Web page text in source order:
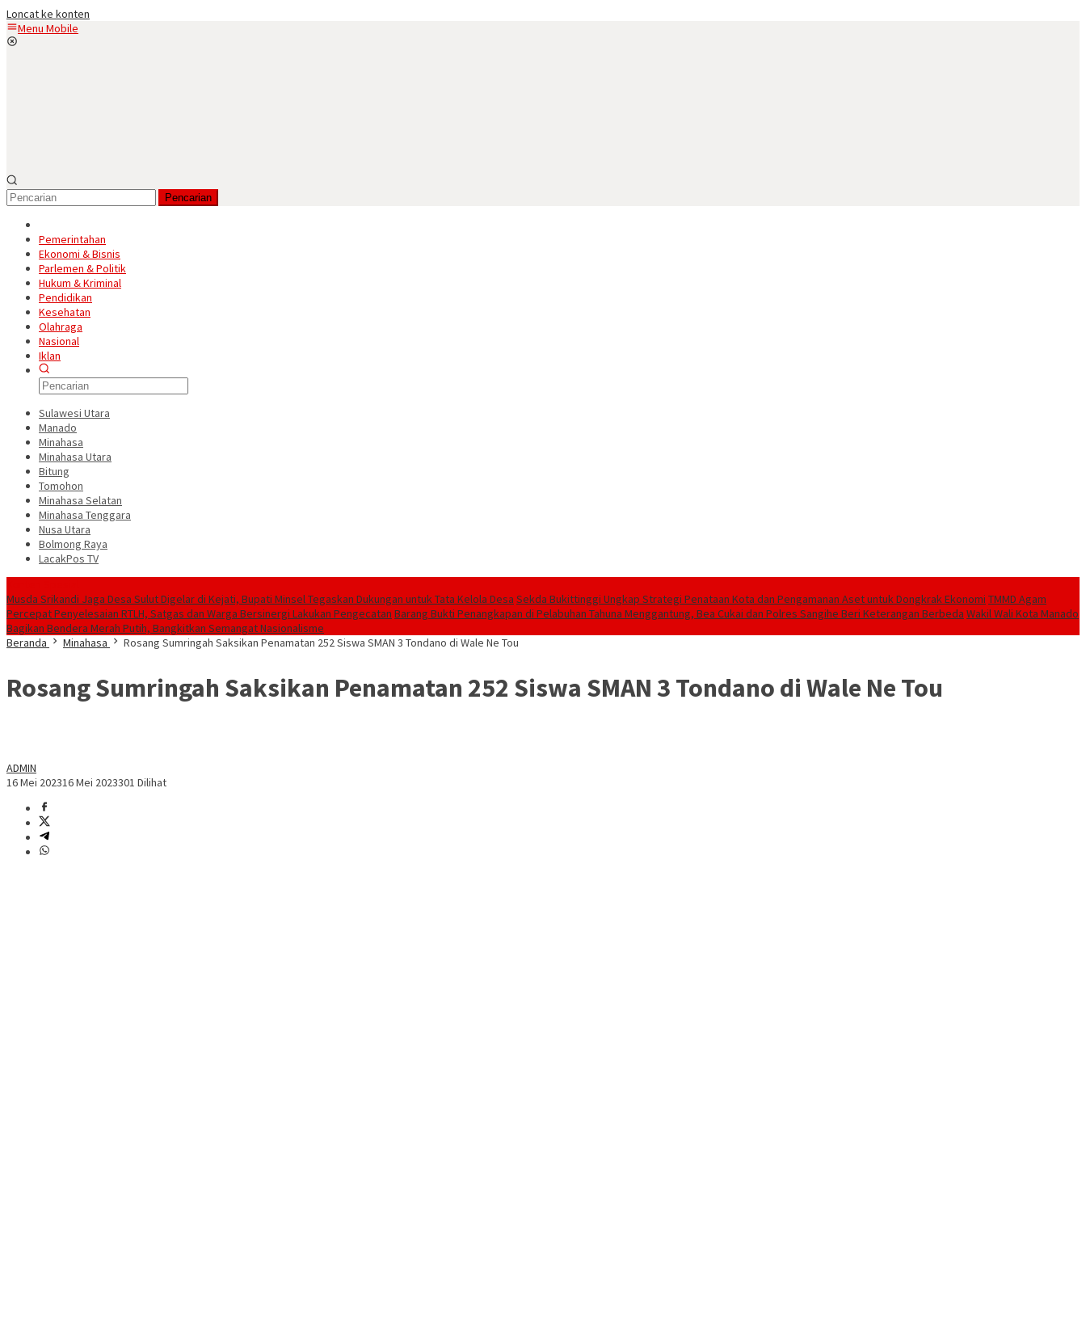
Loncat ke konten
Menu Mobile
Pencarian
Pemerintahan
Ekonomi & Bisnis
Parlemen & Politik
Hukum & Kriminal
Pendidikan
Kesehatan
Olahraga
Nasional
Iklan
Sulawesi Utara
Manado
Minahasa
Minahasa Utara
Bitung
Tomohon
Minahasa Selatan
Minahasa Tenggara
Nusa Utara
Bolmong Raya
LacakPos TV
Musda Srikandi Jaga Desa Sulut Digelar di Kejati, Bupati Minsel Tegaskan Dukungan untuk Tata Kelola Desa Sekda Bukittinggi Ungkap Strategi Penataan Kota dan Pengamanan Aset untuk Dongkrak Ekonomi TMMD Agam
Percepat Penyelesaian RTLH, Satgas dan Warga Bersinergi Lakukan Pengecatan Barang Bukti Penangkapan di Pelabuhan Tahuna Menggantung, Bea Cukai dan Polres Sangihe Beri Keterangan Berbeda Wakil Wali Kota Manado
Bagikan Bendera Merah Putih, Bangkitkan Semangat Nasionalisme
Beranda
Minahasa Rosang Sumringah Saksikan Penamatan 252 Siswa SMAN 3 Tondano di Wale Ne Tou
Rosang Sumringah Saksikan Penamatan 252 Siswa SMAN 3 Tondano di Wale Ne Tou
ADMIN
16 Mei 202316 Mei 2023301 Dilihat